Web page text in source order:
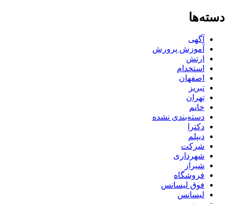
دسته‌ها
آگهی
آموزش پرورش
ارتش
استخدام
اصفهان
تبریز
تهران
خانم
دسته‌بندی نشده
دکترا
دیپلم
شرکت
شهرداری
شیراز
فروشگاه
فوق لیسانس
لیسانس